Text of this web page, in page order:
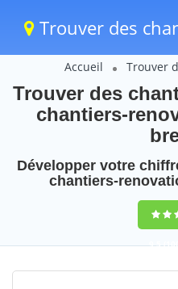
Trouver des
Accueil Trouver
Trouver des
chantiers-
Développer votre
chantiers-
9,5